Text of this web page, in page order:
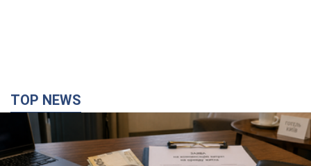
Нардепи взяли гроші з бюджету на оренду
елітних квартир у Києві: хто з парламентарів